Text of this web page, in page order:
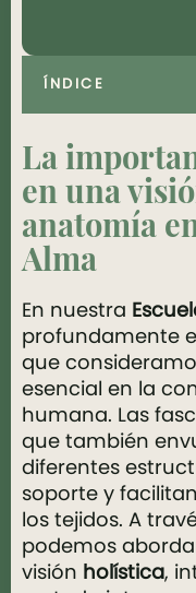
ÍNDICE
La
en una
anatomía
Alma
En nuestra
profundamente
que
esencial en la
humana. Las
que también
diferentes
soporte y
los tejidos. A
podemos
visión holística,